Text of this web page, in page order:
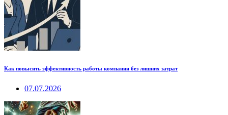
Как повысить эффективность работы компании без лишних затрат
07.07.2026